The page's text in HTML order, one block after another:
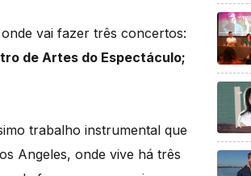
vai fazer três concertos:
de Artes do Espectáculo;
trabalho instrumental que
Angeles, onde vive há três